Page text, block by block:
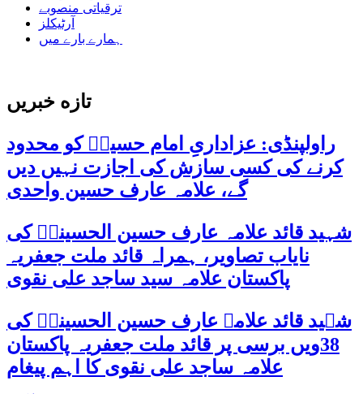
ترقیاتی منصوبے
آرٹیکلز
ہمارے بارے میں
تازه خبریں
راولپنڈی: عزاداریِ امام حسینؑ کو محدود
کرنے کی کسی سازش کی اجازت نہیں دیں
گے، علامہ عارف حسین واحدی
شہید قائد علامہ عارف حسین الحسینیؒ کی
نایاب تصاویر، ہمراہ قائد ملت جعفریہ
پاکستان علامہ سید ساجد علی نقوی
شہید قائد علامہ عارف حسین الحسینیؒ کی
38ویں برسی پر قائد ملت جعفریہ پاکستان
علامہ ساجد علی نقوی کا اہم پیغام